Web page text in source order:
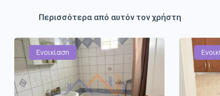
Περισσότερα από αυτόν τον χρήστη
Ενοικίαση